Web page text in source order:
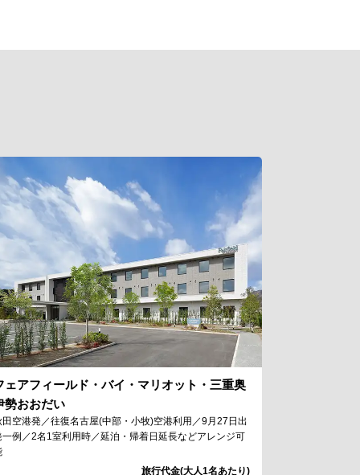
ェアフィールド・バイ・マリオット・三重奥
勢おおだい
田空港発／往復名古屋(中部・小牧)空港利用／9月27日出
一例／2名1室利用時／延泊・帰着日延長などアレンジ可